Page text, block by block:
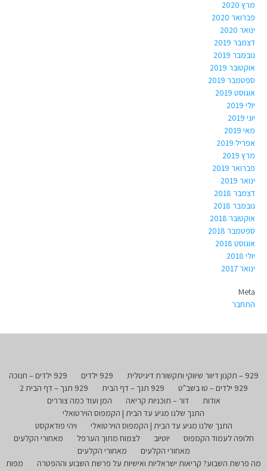
מרץ 2020
פברואר 2020
ינואר 2020
דצמבר 2019
נובמבר 2019
אוקטובר 2019
ספטמבר 2019
אוגוסט 2019
יולי 2019
יוני 2019
מאי 2019
אפריל 2019
מרץ 2019
פברואר 2019
ינואר 2019
דצמבר 2018
נובמבר 2018
אוקטובר 2018
ספטמבר 2018
אוגוסט 2018
יולי 2018
ינואר 2017
Meta
התחבר
929 – תקנון דיוור שיווקי ותקשורת דיגיטלית 929 ילדים
929 ילדים – חנוכה
929 ילדים – טו בשב"ט
929 תנך – דף הבית
929 תנך – דף הבית 2
אודות
דור – תוכניות קריאה
המן ועוד כמה צוררים
התנך שלנו מגיע עד הבית | הקמפוס הוירטואלי
התנך שלנו מגיע עד הבית | הקמפוס הוירטואלי
ויהי פודאקסט
חלופה לעמוד הקמפוס
יוטיוב לצמוח מתוך הערפל
מאחורי הקלעים
מאחורי הקלעים
מאחורי הקלעים
מה פרשת השבוע? קריאות ישראליות ואישיות על פרשת השבוע וההפטרה
מפות